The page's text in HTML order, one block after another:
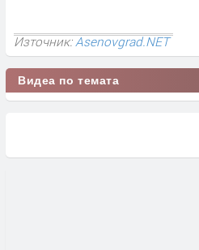
Източник:Asenovgrad.NET
Видеа по темата